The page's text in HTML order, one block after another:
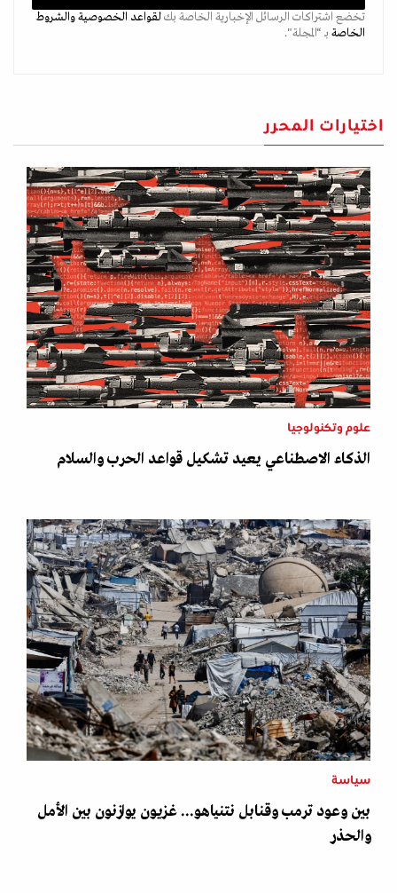
تخضع اشتراكات الرسائل الإخبارية الخاصة بكلقواعد الخصوصيةوالشروط
الخاصة بـ “المجلة".
اختيارات المحرر
علوم وتكنولوجيا
الذكاء الاصطناعي يعيد تشكيل قواعد الحرب والسلام
سياسة
بين وعود ترمب وقنابل نتنياهو... غزيون يوازنون بين الأمل
والحذر